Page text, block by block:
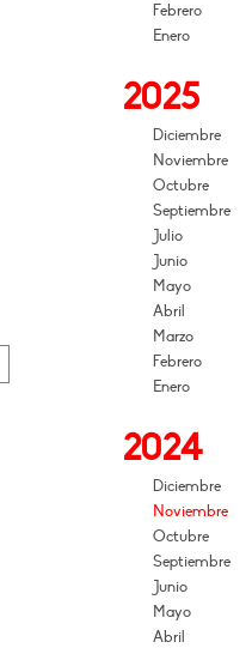
Febrero
Enero
2025
Diciembre
Noviembre
Octubre
Septiembre
Julio
Junio
Mayo
Abril
Marzo
Febrero
Enero
2024
Diciembre
Noviembre
Octubre
Septiembre
Junio
Mayo
Abril